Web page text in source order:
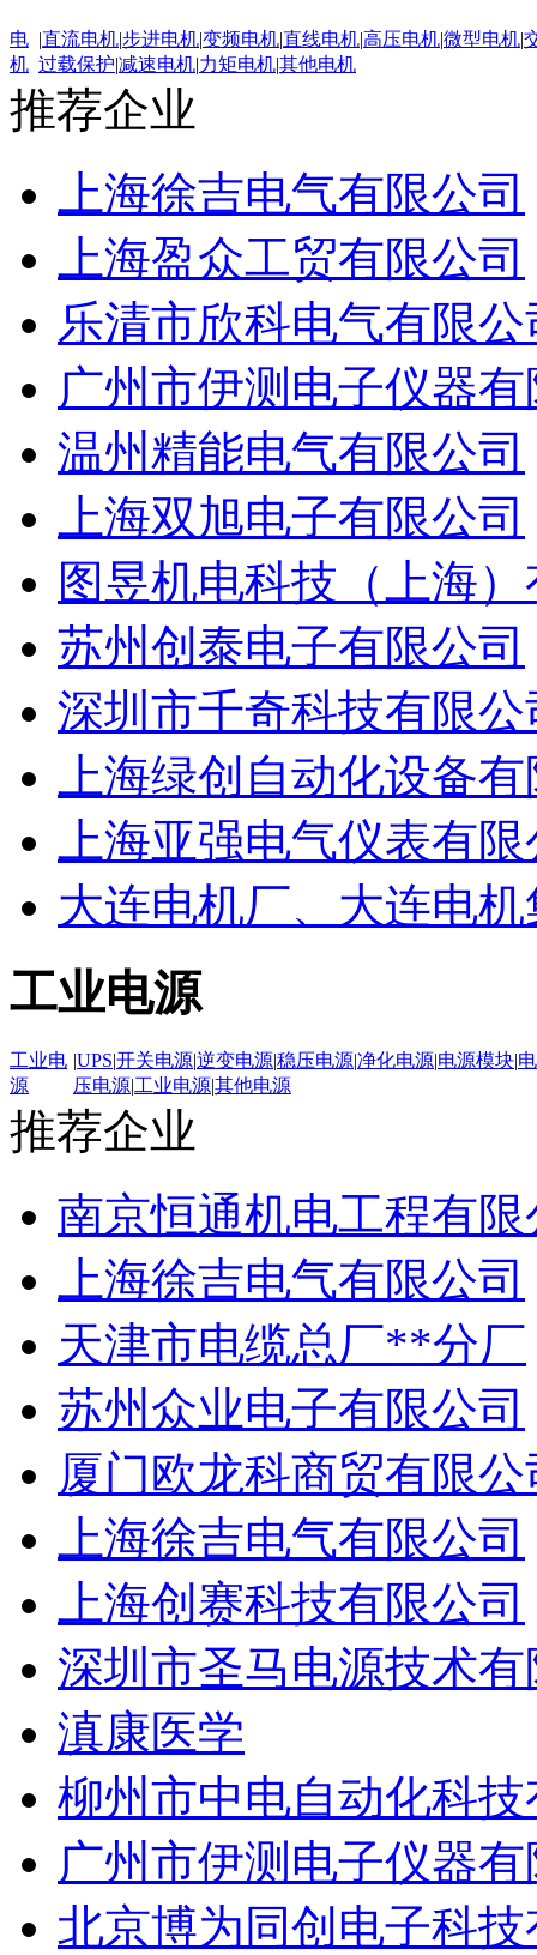
电
机
|直流电机|步进电机|变频电机|直线电机|高压电机|微型电机|
过载保护|减速电机|力矩电机|其他电机
推荐企业
上海徐吉电气有限公司
上海盈众工贸有限公司
乐清市欣科电气有限公
广州市伊测电子仪器
温州精能电气有限公司
上海双旭电子有限公司
图昱机电科技（上海
苏州创泰电子有限公司
深圳市千奇科技有限公
上海绿创自动化设备
上海亚强电气仪表有
大连电机厂、大连电
工业电源
工业电
源
|UPS|开关电源|逆变电源|稳压电源|净化电源|电源模块|
压电源|工业电源|其他电源
推荐企业
南京恒通机电工程有限
上海徐吉电气有限公司
天津市电缆总厂**分厂
苏州众业电子有限公司
厦门欧龙科商贸有限公
上海徐吉电气有限公司
上海创赛科技有限公司
深圳市圣马电源技术
滇康医学
柳州市中电自动化科
广州市伊测电子仪器
北京博为同创电子科